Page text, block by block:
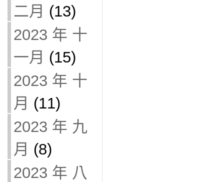
二月 (13)
2023 年 十
一月 (15)
2023 年 十
月 (11)
2023 年 九
月 (8)
2023 年 八